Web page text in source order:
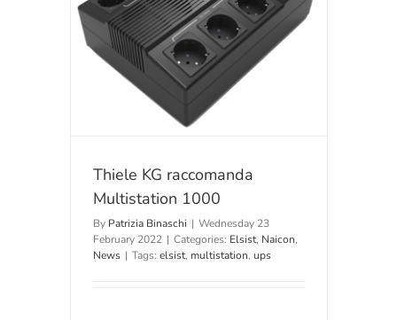
Thiele KG raccomanda
Multistation 1000
By Patrizia Binaschi | Wednesday 23
February 2022 | Categories: Elsist, Naicon,
News | Tags: elsist, multistation, ups